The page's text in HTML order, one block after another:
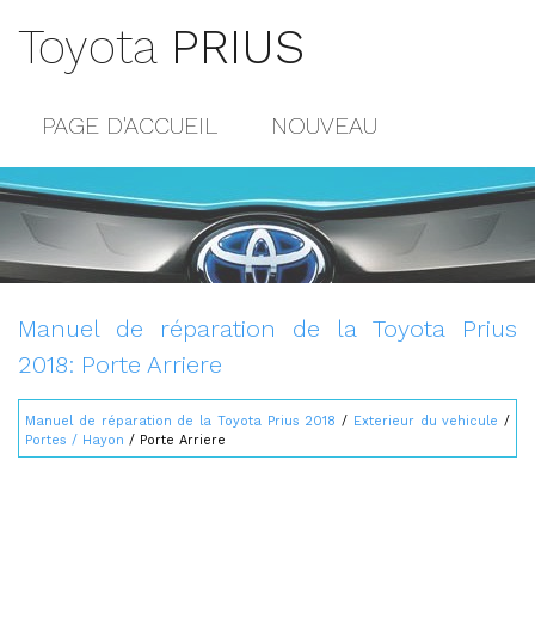
Toyota PRIUS
PAGE D'ACCUEIL NOUVEAU
POPULAIRE
CONTACTS
Manuel de réparation de la Toyota Prius
2018: Porte Arriere
Manuel de réparation de la Toyota Prius 2018 / Exterieur du vehicule /
Portes / Hayon / Porte Arriere